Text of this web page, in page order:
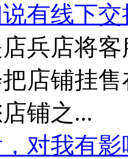
有线下
兵店将
店铺挂
铺之...
对我有